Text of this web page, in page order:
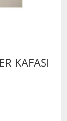
KAFASI